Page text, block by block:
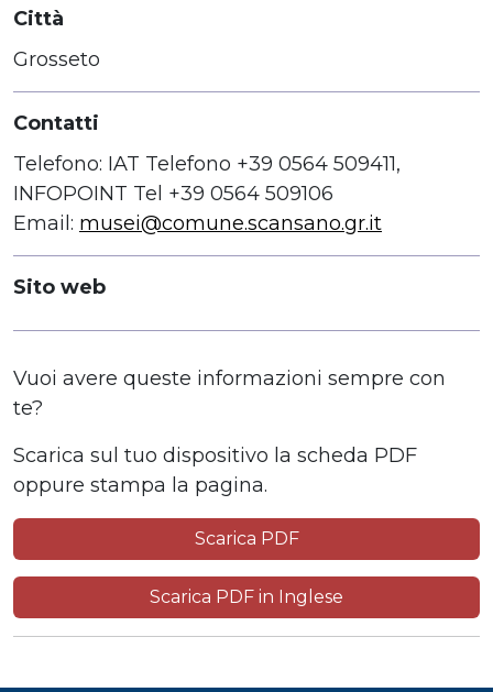
Città
Grosseto
Contatti
Telefono: IAT Telefono +39 0564 509411,
INFOPOINT Tel +39 0564 509106
Email: musei@comune.scansano.gr.it
Sito web
Vuoi avere queste informazioni sempre con
te?
Scarica sul tuo dispositivo la scheda PDF
oppure stampa la pagina.
Scarica PDF
Scarica PDF in Inglese